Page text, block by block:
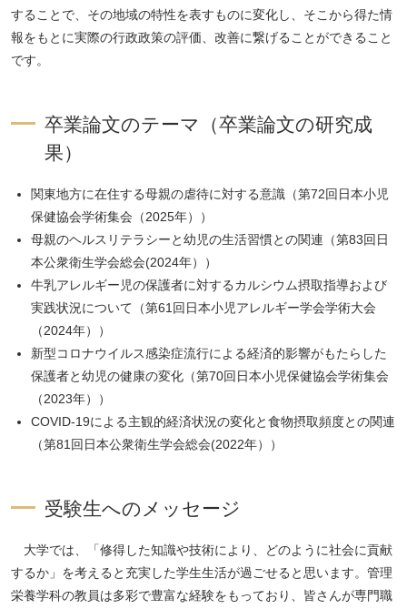
することで、その地域の特性を表すものに変化し、そこから得た情
報をもとに実際の行政政策の評価、改善に繋げることができること
です。
卒業論文のテーマ（卒業論文の研究成
果）
関東地方に在住する母親の虐待に対する意識（第72回日本小児
保健協会学術集会（2025年））
母親のヘルスリテラシーと幼児の生活習慣との関連（第83回日
本公衆衛生学会総会(2024年））
牛乳アレルギー児の保護者に対するカルシウム摂取指導および
実践状況について（第61回日本小児アレルギー学会学術大会
（2024年））
新型コロナウイルス感染症流行による経済的影響がもたらした
保護者と幼児の健康の変化（第70回日本小児保健協会学術集会
（2023年））
COVID-19による主観的経済状況の変化と食物摂取頻度との関連
（第81回日本公衆衛生学会総会(2022年））
受験生へのメッセージ
大学では、「修得した知識や技術により、どのように社会に貢献
するか」を考えると充実した学生生活が過ごせると思います。管理
栄養学科の教員は多彩で豊富な経験をもっており、皆さんが専門職